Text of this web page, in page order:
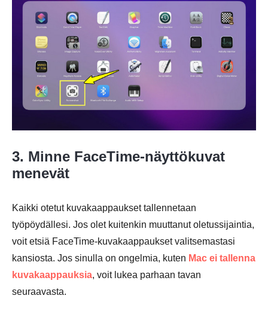
3. Minne FaceTime-näyttökuvat
menevät
Kaikki otetut kuvakaappaukset tallennetaan
työpöydällesi. Jos olet kuitenkin muuttanut oletussijaintia,
voit etsiä FaceTime-kuvakaappaukset valitsemastasi
kansiosta. Jos sinulla on ongelmia, kuten Mac ei tallenna
kuvakaappauksia, voit lukea parhaan tavan
seuraavasta.